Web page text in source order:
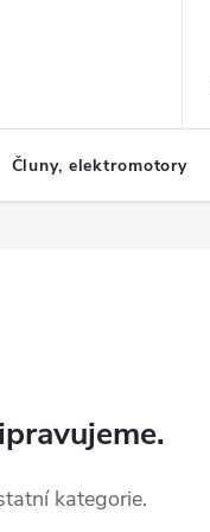
Čluny, elektromotory
kategorie.